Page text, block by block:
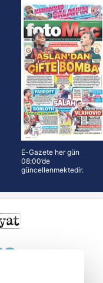
Ligi
yeni teknik direktörü
E-Gazete her gün
08:00’de
güncellenmektedir.